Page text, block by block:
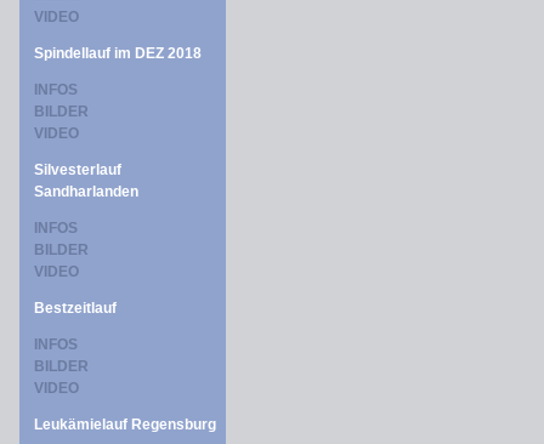
VIDEO
Spindellauf im DEZ 2018
INFOS
BILDER
VIDEO
Silvesterlauf
Sandharlanden
INFOS
BILDER
VIDEO
Bestzeitlauf
INFOS
BILDER
VIDEO
Leukämielauf Regensburg